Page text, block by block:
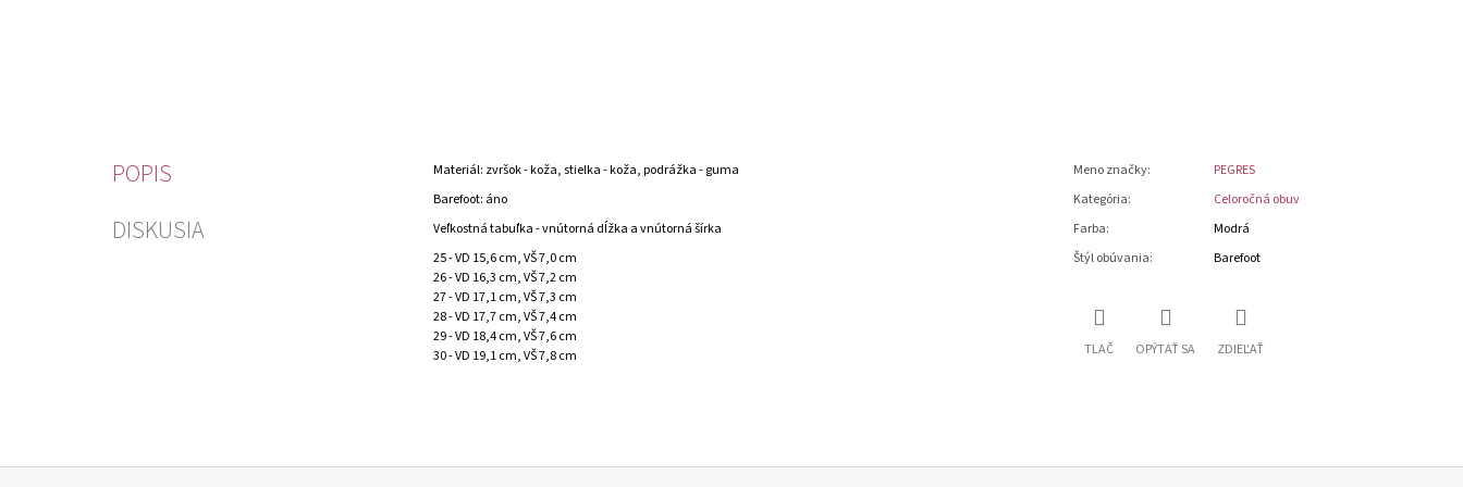
POPIS
DISKUSIA
Materiál: zvršok - koža, stielka - koža, podrážka - guma
Barefoot: áno
Veľkostná tabuľka - vnútorná dĺžka a vnútorná šírka
25 - VD 15,6 cm, VŠ 7,0 cm
26 - VD 16,3 cm, VŠ 7,2 cm
27 - VD 17,1 cm, VŠ 7,3 cm
28 - VD 17,7 cm, VŠ 7,4 cm
29 - VD 18,4 cm, VŠ 7,6 cm
30 - VD 19,1 cm, VŠ 7,8 cm
Meno značky:
PEGRES
Kategória:
Celoročná obuv
Farba:
Modrá
Štýl obúvania: Barefoot
TLAČ OPÝTAŤ SA ZDIEĽAŤ